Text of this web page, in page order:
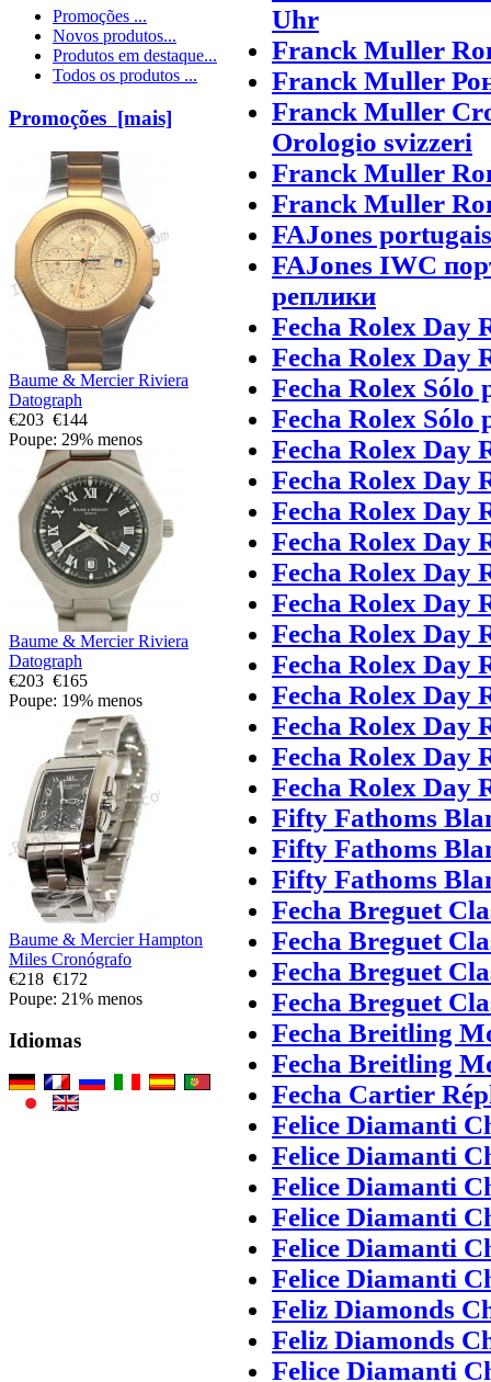
Promoções ...
Novos produtos...
Produtos em destaque...
Todos os produtos ...
Promoções [mais]
Baume & Mercier Riviera
Datograph
€203 €144
Poupe: 29% menos
Baume & Mercier Riviera
Datograph
€203 €165
Poupe: 19% menos
Baume & Mercier Hampton
Miles Cronógrafo
€218 €172
Poupe: 21% menos
Idiomas
Uhr
Franck Muller
Franck Muller
Franck Muller
Orologio svizzeri
Franck Muller
Franck Muller
FAJones
FAJones IWC
реплики
Fecha Rolex Day
Fecha Rolex Day
Fecha Rolex
Fecha Rolex
Fecha Rolex Day
Fecha Rolex Day
Fecha Rolex Day
Fecha Rolex Day
Fecha Rolex Day
Fecha Rolex Day
Fecha Rolex Day
Fecha Rolex Day
Fecha Rolex Day
Fecha Rolex Day
Fecha Rolex Day
Fecha Rolex Day
Fifty Fathoms
Fifty Fathoms
Fifty Fathoms
Fecha Breguet
Fecha Breguet
Fecha Breguet
Fecha Breguet
Fecha Breitling
Fecha Breitling
Fecha Cartier
Felice Diamanti
Felice Diamanti
Felice Diamanti
Felice Diamanti
Felice Diamanti
Felice Diamanti
Feliz Diamonds
Feliz Diamonds
Felice Diamanti